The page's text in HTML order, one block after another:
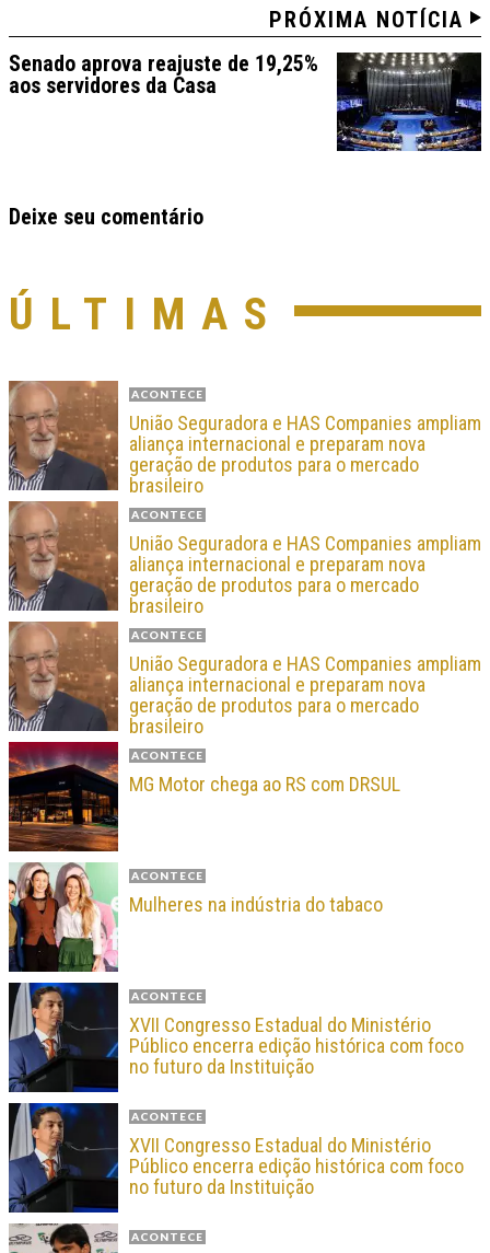
PRÓXIMA NOTÍCIA
Senado aprova reajuste de 19,25%
aos servidores da Casa
Deixe seu comentário
ÚLTIMAS
ACONTECE
União Seguradora e HAS Companies ampliam
aliança internacional e preparam nova
geração de produtos para o mercado
brasileiro
ACONTECE
União Seguradora e HAS Companies ampliam
aliança internacional e preparam nova
geração de produtos para o mercado
brasileiro
ACONTECE
União Seguradora e HAS Companies ampliam
aliança internacional e preparam nova
geração de produtos para o mercado
brasileiro
ACONTECE
MG Motor chega ao RS com DRSUL
ACONTECE
Mulheres na indústria do tabaco
ACONTECE
XVII Congresso Estadual do Ministério
Público encerra edição histórica com foco
no futuro da Instituição
ACONTECE
XVII Congresso Estadual do Ministério
Público encerra edição histórica com foco
no futuro da Instituição
ACONTECE